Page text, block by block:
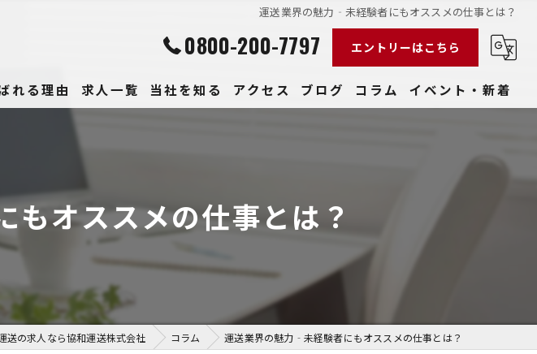
運送業界の魅力‐未経験者にもオススメの仕事とは？
0800-200-7797 エントリーはこちら
れる理由 求人一覧 当社を知る
高収入
アクセス ブログ コラム イベント・新着
オススメの仕事とは？
送の求人なら協和運送株式会社 コラム 運送業界の魅力‐未経験者にもオススメの仕事とは？